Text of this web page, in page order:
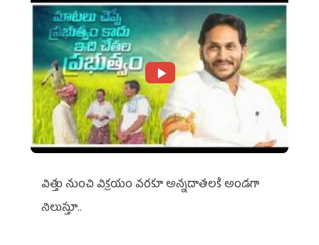
విత్తు నుంచి విక్రయం వరకూ అన్నదాతలకి అండగా
నిలుస్తూ..